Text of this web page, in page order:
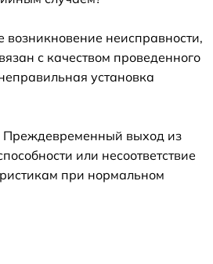
возникновение неисправности,
с качеством проведенного
установка
выход из
или несоответствие
при нормальном